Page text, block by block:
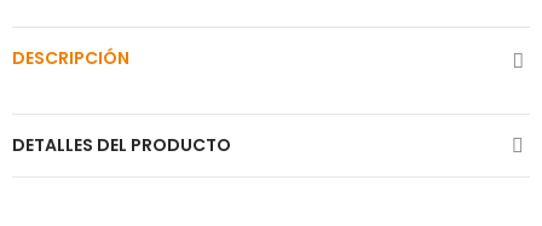
DESCRIPCIÓN
DETALLES DEL PRODUCTO